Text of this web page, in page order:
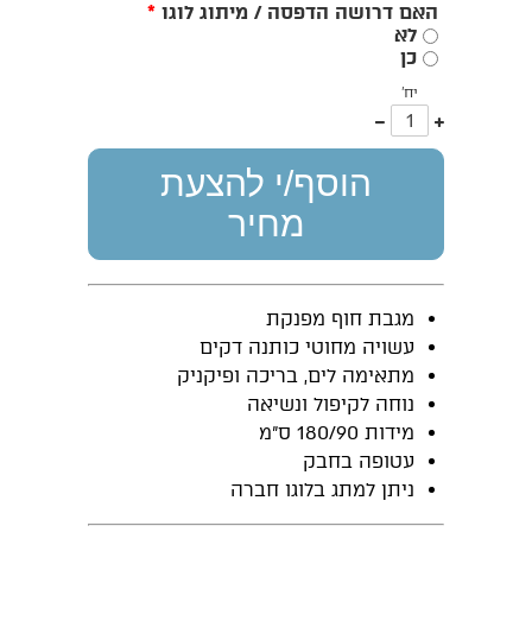
האם דרושה הדפסה / מיתוג לוגו *
לא
כן
יח'
עוד
אחד
הוסף/י להצעת
מחיר
מגבת חוף מפנקת
עשויה מחוטי כותנה דקים
מתאימה לים, בריכה ופיקניק
נוחה לקיפול ונשיאה
מידות 180/90 ס"מ
עטופה בחבק
ניתן למתג בלוגו חברה